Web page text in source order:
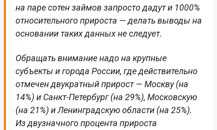
на паре сотен займов запросто дадут и 1000%
относительного прироста — делать выводы на
основании таких данных не следует.
Обращать внимание надо на крупные
субъекты и города России, где действительно
отмечен двукратный прирост — Москву (на
14%) и Санкт-Петербург (на 29%), Московскую
(на 21%) и Ленинградскую области (на 25%).
Из двузначного процента прироста